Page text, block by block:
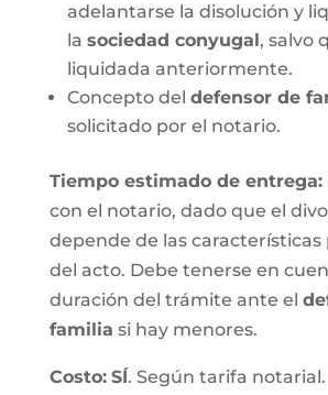
adelantarse la disolución y
la sociedad conyugal, salvo
liquidada anteriormente.
Concepto del defensor de
solicitado por el notario.
Tiempo estimado de entrega:
con el notario, dado que el
depende de las
del acto. Debe tenerse en
duración del trámite ante el
familia si hay menores.
Costo: SÍ. Según tarifa notarial.